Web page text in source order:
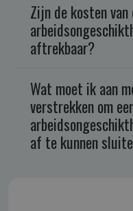
Zijn de kosten van
aftrekbaar?
Wat moet ik aan
verstrekken om
af te kunnen